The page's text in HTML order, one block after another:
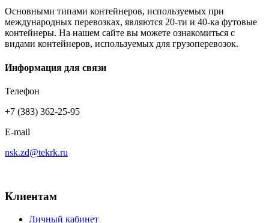
Основными типами контейнеров, используемых при
международных перевозках, являются 20-ти и 40-ка футовые
контейнеры. На нашем сайте вы можете ознакомиться с
видами контейнеров, используемых для грузоперевозок.
Информация для связи
Телефон
+7 (383) 362-25-95
E-mail
nsk.zd@tekrk.ru
Клиентам
Личный кабинет